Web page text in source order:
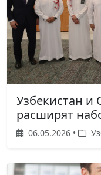
Узбекистан и
расширят
06.05.2026 •